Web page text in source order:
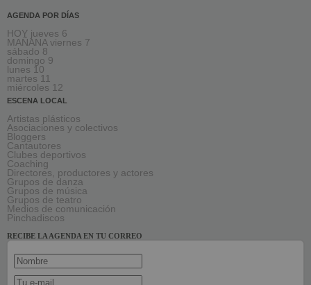
AGENDA POR DÍAS
HOY jueves 6
MAÑANA viernes 7
sábado 8
domingo 9
lunes 10
martes 11
miércoles 12
ESCENA LOCAL
Artistas plásticos
Asociaciones y colectivos
Bloggers
Cantautores
Clubes deportivos
Coaching
Directores, productores y actores
Grupos de danza
Grupos de música
Grupos de teatro
Medios de comunicación
Pinchadiscos
RECIBE LA AGENDA EN TU CORREO